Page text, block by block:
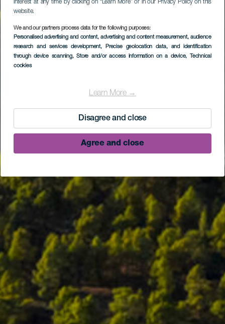
interest at any time by clicking on “Learn More” or in our Privacy Policy on this
website.
We and our partners process data for the following purposes:
Personalised advertising and content, advertising and content measurement, audience
research and services development, Precise geolocation data, and identification
through device scanning, Store and/or access information on a device, Technical
cookies
Learn More →
Disagree and close
Agree and close